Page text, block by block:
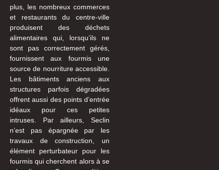
plus, les nombreux commerces
et restaurants du centre-ville
produisent des déchets
alimentaires qui, lorsqu’ils ne
sont pas correctement gérés,
fournissent aux fourmis une
source de nourriture accessible.
Les bâtiments anciens aux
structures parfois dégradées
offrent aussi des points d’entrée
idéaux pour ces petites
intruses. Par ailleurs, Seclin
n’est pas épargnée par les
travaux de construction, un
élément perturbateur pour les
fourmis qui cherchent alors à se